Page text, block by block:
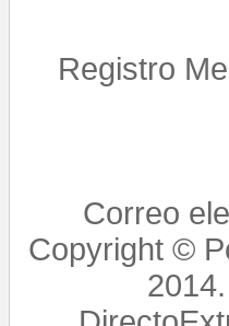
Registro
Correo
Copyright ©